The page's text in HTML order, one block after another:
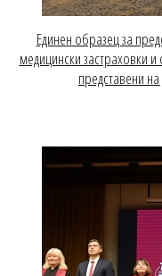
Единен образец за
медицински застраховки
представени